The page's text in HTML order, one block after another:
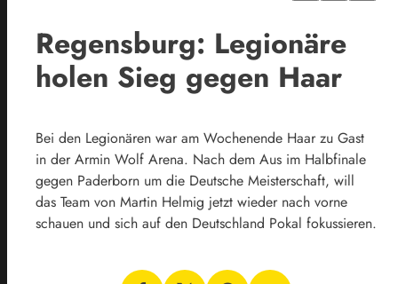
Regensburg: Legionäre
holen Sieg gegen Haar
Bei den Legionären war am Wochenende Haar zu Gast
in der Armin Wolf Arena. Nach dem Aus im Halbfinale
gegen Paderborn um die Deutsche Meisterschaft, will
das Team von Martin Helmig jetzt wieder nach vorne
schauen und sich auf den Deutschland Pokal fokussieren.